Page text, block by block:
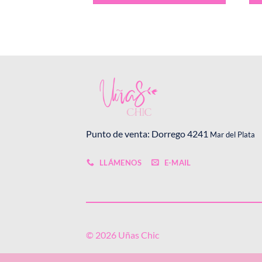
Punto de venta: Dorrego 4241 Mar del Plata
LLÁMENOS E-MAIL
© 2026 Uñas Chic